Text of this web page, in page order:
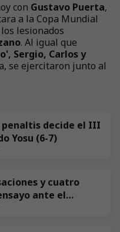
con Gustavo Puerta,
a la Copa Mundial
lesionados
. Al igual que
Sergio, Carlos y
se ejercitaron junto al
penaltis decide el III
Yosu (6-7)
y cuatro
ante el